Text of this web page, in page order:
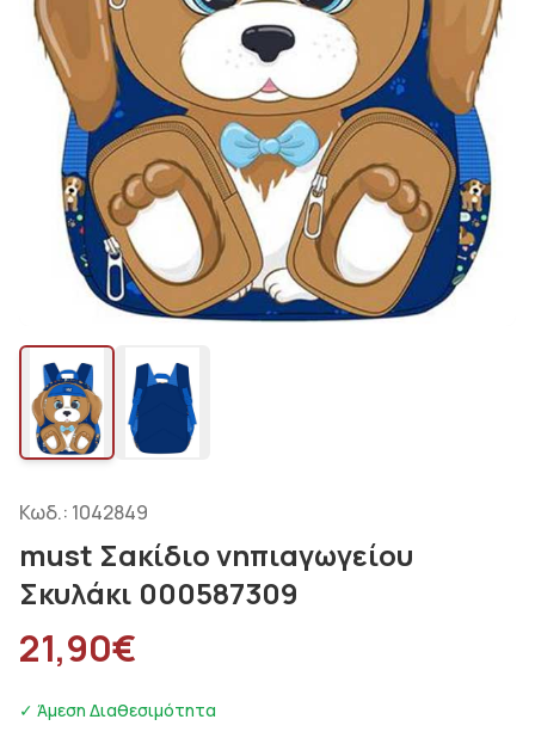
Κωδ.: 1042849
must Σακίδιο νηπιαγωγείου
Σκυλάκι 000587309
21,90€
✓ Άμεση Διαθεσιμότητα